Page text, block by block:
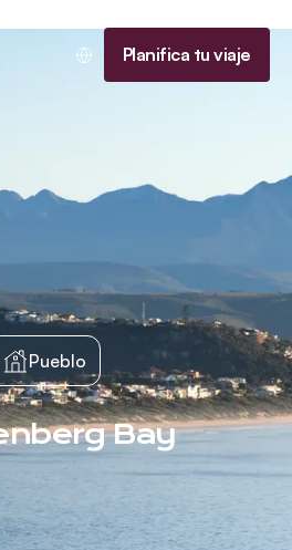
Planifica tu viaje
Pueblo
Bay